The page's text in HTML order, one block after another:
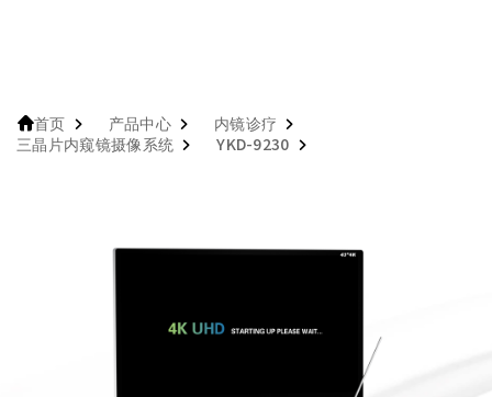
首页 产品中心
内镜诊疗
三晶片内窥镜摄像系统
YKD-9230